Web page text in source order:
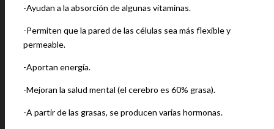
-Ayudan a la absorción de algunas vitaminas.
-Permiten que la pared de las células sea más flexible y
permeable.
-Aportan energía.
-Mejoran la salud mental (el cerebro es 60% grasa).
-A partir de las grasas, se producen varias hormonas.